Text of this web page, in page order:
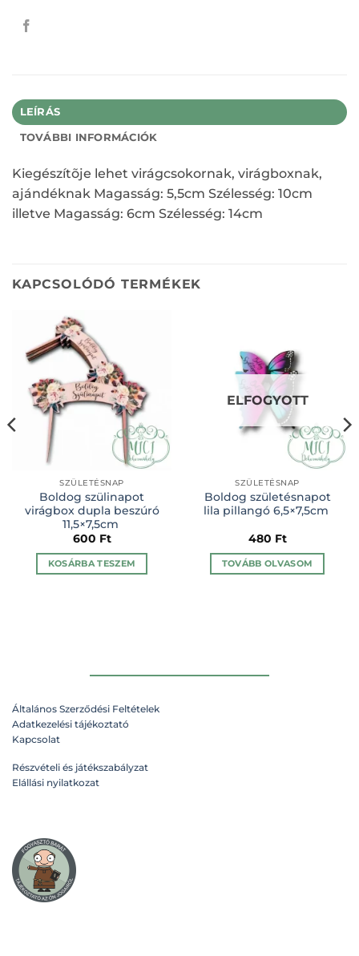
LEÍRÁS
TOVÁBBI INFORMÁCIÓK
Kiegészítõje lehet virágcsokornak, virágboxnak,
ajándéknak Magasság: 5,5cm Szélesség: 10cm
illetve Magasság: 6cm Szélesség: 14cm
KAPCSOLÓDÓ TERMÉKEK
SZÜLETÉSNAP
Boldog szülinapot
virágbox dupla beszúró
11,5×7,5cm
600 Ft
KOSÁRBA TESZEM
ELFOGYOTT
SZÜLETÉSNAP
Boldog születésnapot
lila pillangó 6,5×7,5cm
480 Ft
TOVÁBB OLVASOM
Általános Szerződési Feltételek
Adatkezelési tájékoztató
Kapcsolat
Részvételi és játékszabályzat
Elállási nyilatkozat